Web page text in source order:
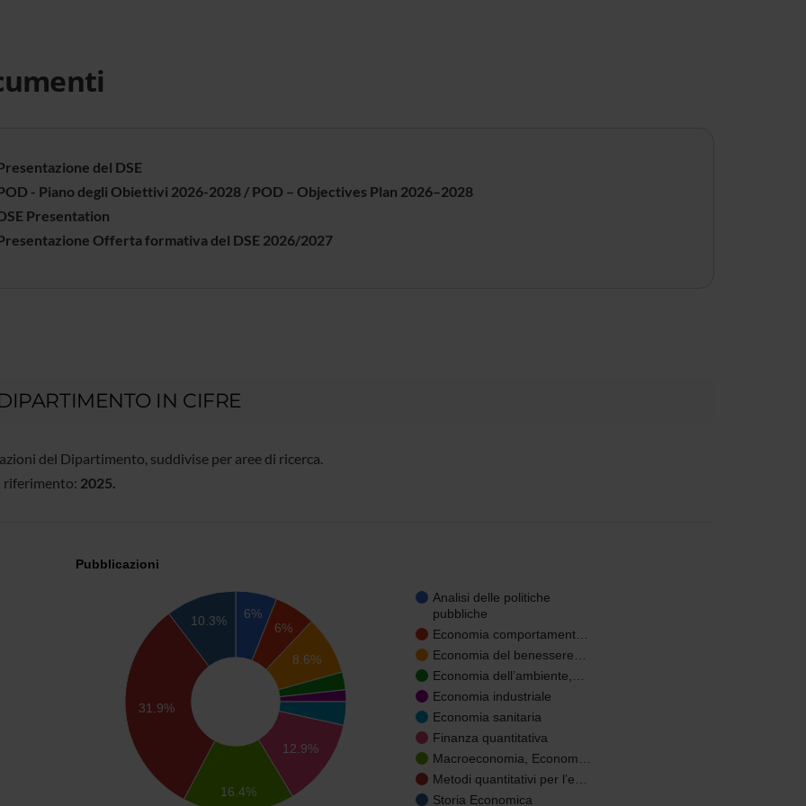
del DSE
- Piano degli Obiettivi 2026-2028 / POD – Objectives Plan 2026–2028
Presentation
Offerta formativa del DSE 2026/2027
IN CIFRE
del Dipartimento, suddivise per aree di ricerca.
riferimento: 2025.
Pubblicazioni
Analisi delle politiche
pubbliche
Economia comportament…
Economia del benessere…
Economia dell’ambiente,…
Economia industriale
Economia sanitaria
Finanza quantitativa
Macroeconomia, Econom…
Metodi quantitativi per l’e…
Storia Economica
6%
6%
8.6%
12.9%
10.3%
31.9%
16.4%